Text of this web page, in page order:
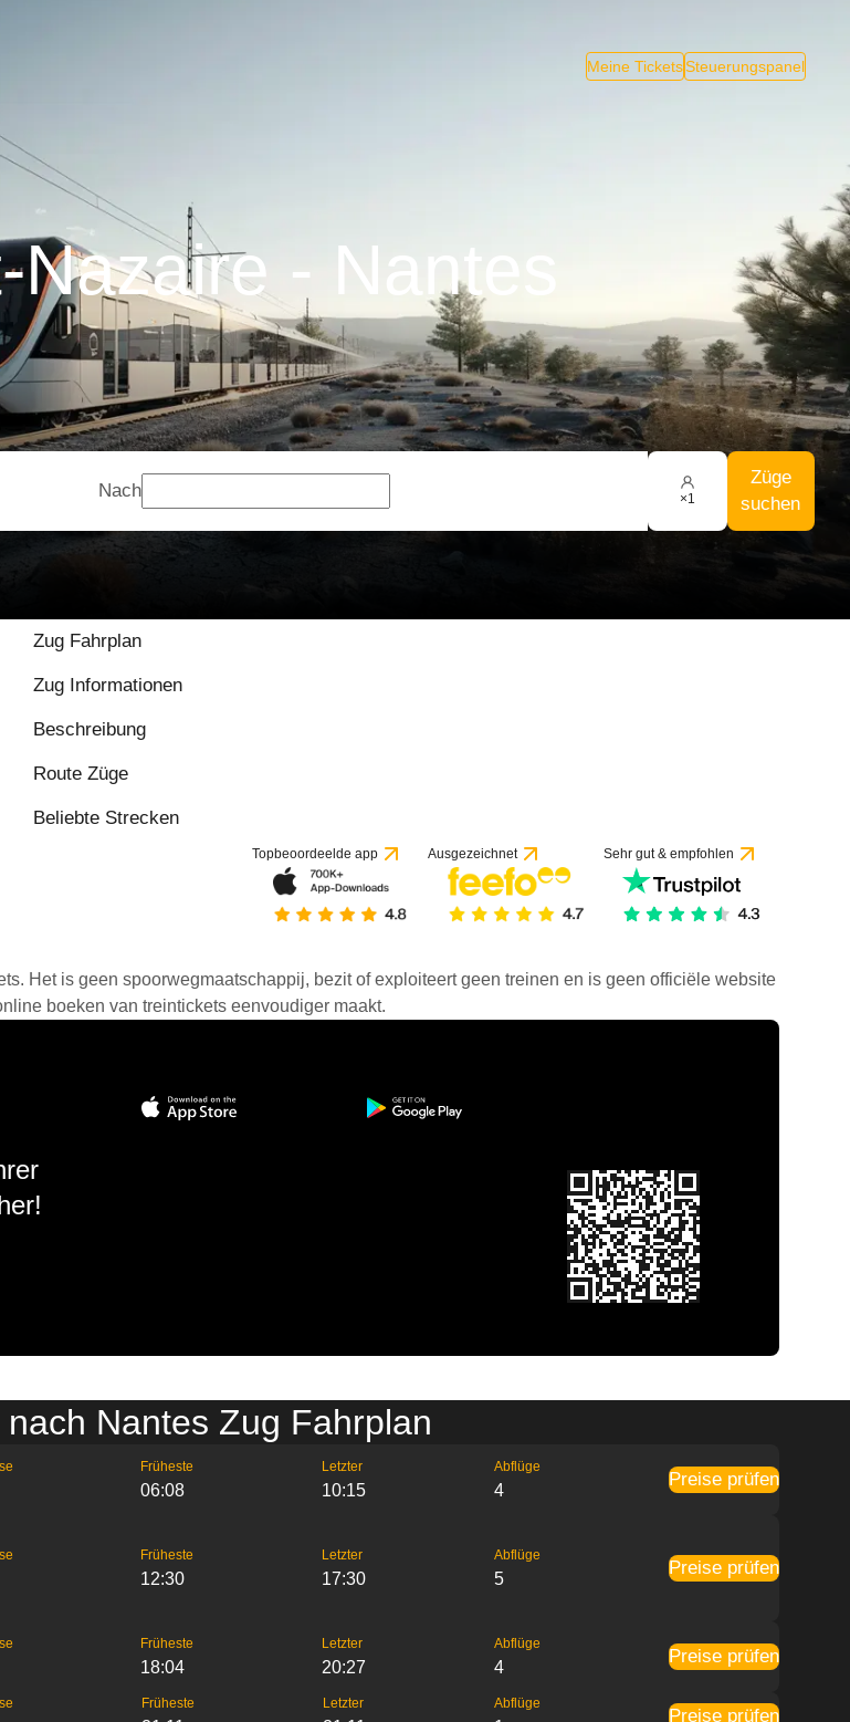
Meine TicketsSteuerungspanel
- Nantes
Nach ×1
Züge
suchen
Zug Fahrplan
Zug Informationen
Beschreibung
Route Züge
Beliebte Strecken
Topbeoordeelde app Ausgezeichnet Sehr gut & empfohlen
Het is geen spoorwegmaatschappij, bezit of exploiteert geen treinen en is geen officiële website
boeken van treintickets eenvoudiger maakt.
Nantes Zug Fahrplan
Früheste
06:08
Letzter
10:15
Abflüge
4
Preise prüfen
Früheste
12:30
Letzter
17:30
Abflüge
5
Preise prüfen
Früheste
18:04
Letzter
20:27
Abflüge
4
Preise prüfen
Früheste Letzter Abflüge
Preise prüfen
/ 10 basierend auf 1 Bewertung